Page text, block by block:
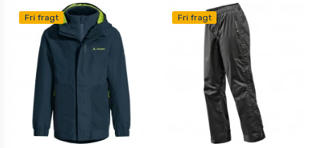
Fri fragt Fri fragt